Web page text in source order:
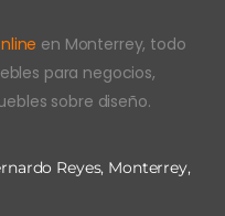
en Monterrey, todo
para negocios,
sobre diseño.
Reyes, Monterrey,